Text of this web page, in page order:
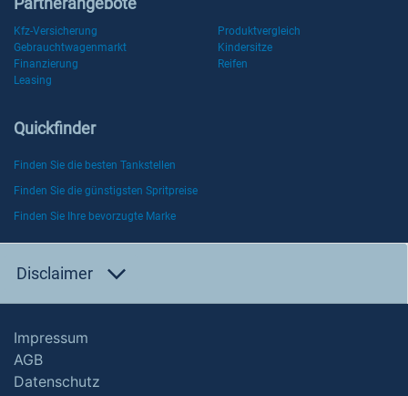
Kfz-Versicherung
Produktvergleich
Gebrauchtwagenmarkt
Kindersitze
Finanzierung
Reifen
Leasing
Quickfinder
Finden Sie die besten Tankstellen
Finden Sie die günstigsten Spritpreise
Finden Sie Ihre bevorzugte Marke
Disclaimer
Impressum
AGB
Datenschutz